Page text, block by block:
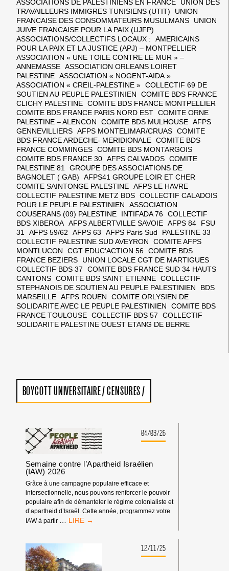
ASSOCIATIONS DE PALESTINIENS EN FRANCE UNION DES
TRAVAILLEURS IMMIGRES TUNISIENS (UTIT) UNION
FRANCAISE DES CONSOMMATEURS MUSULMANS UNION
JUIVE FRANCAISE POUR LA PAIX (UJFP)
ASSOCIATIONS/COLLECTIFS LOCAUX : AMERICAINS
POUR LA PAIX ET LA JUSTICE (APJ) – MONTPELLIER
ASSOCIATION « UNE TOILE CONTRE LE MUR » –
ANNEMASSE ASSOCIATION ORLEANS LOIRET
PALESTINE ASSOCIATION « NOGENT-AIDA »
ASSOCIATION « CREIL-PALESTINE » COLLECTIF 69 DE
SOUTIEN AU PEUPLE PALESTINIEN COMITE BDS FRANCE
CLICHY PALESTINE COMITE BDS FRANCE MONTPELLIER
COMITE BDS FRANCE PARIS NORD EST COMITE ORNE
PALESTINE – ALENCON COMITE BDS MULHOUSE AFPS
GENNEVILLIERS AFPS MONTELIMAR/CRUAS COMITE
BDS FRANCE ARDECHE- MERIDIONALE COMITE BDS
FRANCE COMMINGES COMITE BDS MONTARGOIS
COMITE BDS FRANCE 30 AFPS CALVADOS COMITE
PALESTINE 81 GROUPE DES ASSOCIATIONS DE
BAGNOLET ( GAB) AFPS41 GROUPE LOIR ET CHER
COMITE SAINTONGE PALESTINE AFPS LE HAVRE
COLLECTIF PALESTINE METZ BDS COLLECTIF CALADOIS
POUR LE PEUPLE PALESTINIEN ASSOCIATION
COUSERANS (09) PALESTINE INTIFADA 76 COLLECTIF
BDS XIBEROA AFPS ALBERTVILLE SAVOIE AFPS 84 FSU
31 AFPS 59/62 AFPS 63 AFPS Paris Sud PALESTINE 33
COLLECTIF PALESTINE SUD AVEYRON COMITE AFPS
MONTLUCON CGT EDUC’ACTION 56 COMITE BDS
FRANCE BEZIERS UNION LOCALE CGT DE MARTIGUES
COLLECTIF BDS 37 COMITE BDS FRANCE SUD 34 HAUTS
CANTONS COMITE BDS SAINT ETIENNE COLLECTIF
STEPHANOIS DE SOUTIEN AU PEUPLE PALESTINIEN BDS
MARSEILLE AFPS ROUEN COMITE ORLYSIEN DE
SOLIDARITE AVEC LE PEUPLE PALESTINIEN COMITE BDS
FRANCE TOULOUSE COLLECTIF BDS 57 COLLECTIF
SOLIDARITE PALESTINE OUEST ETANG DE BERRE
BOYCOTT UNIVERSITAIRE/CENSURES/
04/03/26
Semaine contre l’Apartheid Israélien
(IAW) 2026
Grâce à une campagne populaire efficace et
intersectionnelle, nous pouvons renforcer le pouvoir
populaire afin de démanteler le régime colonialiste et
d’apartheid d’Israël. Cette année, programmez votre
IAW à partir
SEMAINE
2026
12/11/25